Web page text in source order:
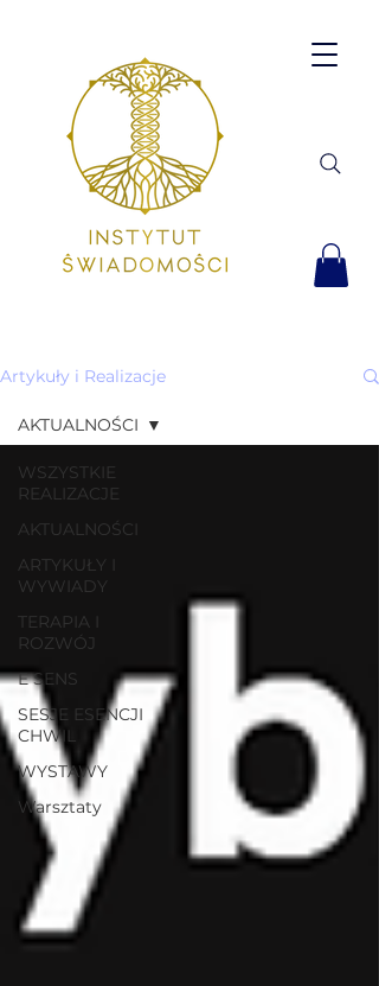
Artykuły i Realizacje
WSZYSTKIE
REALIZACJE
AKTUALNOŚCI
ARTYKUŁY I
WYWIADY
TERAPIA I
ROZWÓJ
E SENS
SESJE ESENCJI
CHWIL
WYSTAWY
Warsztaty
AKTUALNOŚCI